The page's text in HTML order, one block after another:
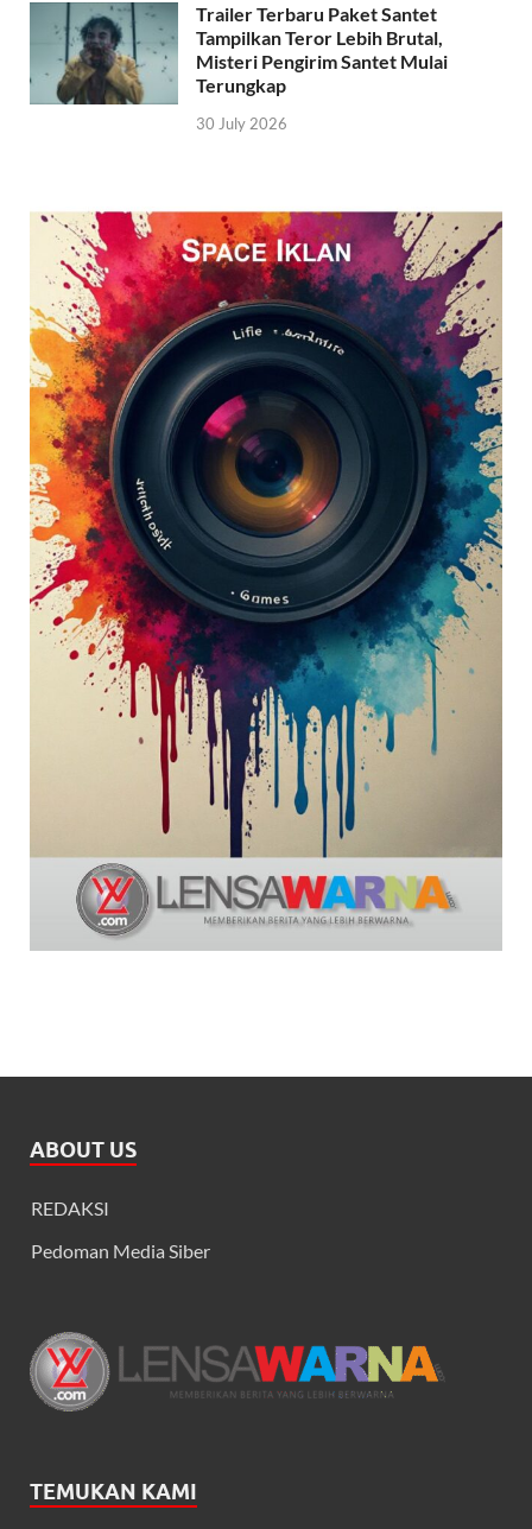
Trailer Terbaru Paket Santet
Tampilkan Teror Lebih Brutal,
Misteri Pengirim Santet Mulai
Terungkap
30 July 2026
ABOUT US
REDAKSI
Pedoman Media Siber
TEMUKAN KAMI